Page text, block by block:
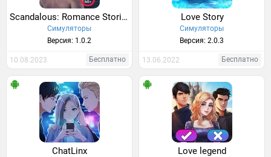
Scandalous: Romance Stories
Симуляторы
Версия: 1.0.2
10.08.2023 Бесплатно
Love Story
Симуляторы
Версия: 2.0.3
13.06.2022 Бесплатно
ChatLinx Love legend